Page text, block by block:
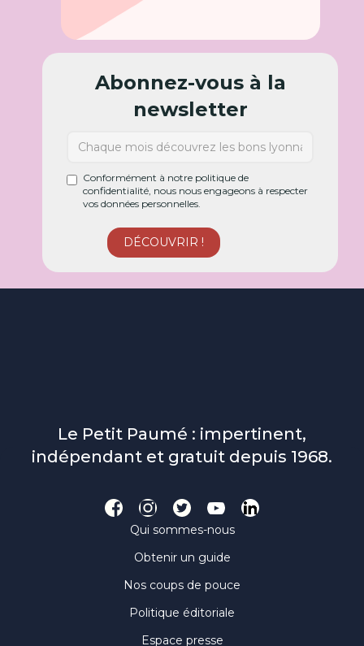
Abonnez-vous à la
newsletter
Conformément à notre politique de
confidentialité, nous nous engageons à respecter
vos données personnelles.
Le Petit Paumé : impertinent,
indépendant et gratuit depuis 1968.
Qui sommes-nous
Obtenir un guide
Nos coups de pouce
Politique éditoriale
Espace presse